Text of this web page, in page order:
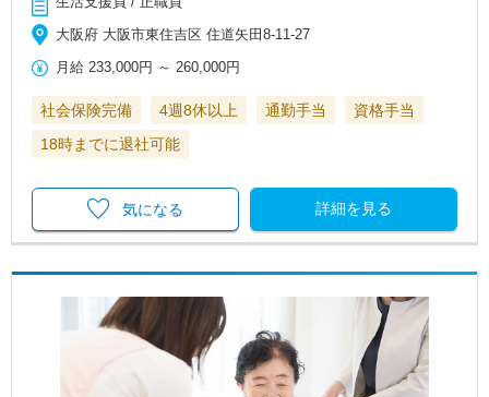
大阪府 大阪市東住吉区 住道矢田8-11-27
月給 233,000円 ～260,000円
社会保険完備 4週8休以上 通勤手当
資格手当
18時までに退社可能
詳細を見る
気になる